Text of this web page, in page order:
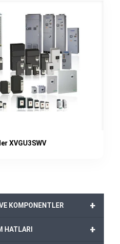
XVGU3SWV
+
KOMPONENTLER
+
HATLARI